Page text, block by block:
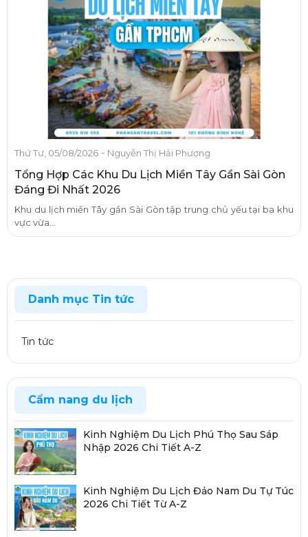
Thứ Tư, 05/08/2026 - Nguyễn Thị Hải Phượng
Tổng Hợp Các Khu Du Lịch Miền Tây Gần Sài Gòn
Đáng Đi Nhất 2026
Khu du lịch miền Tây gần Sài Gòn tập trung chủ yếu tại ba khu
vực vừa...
Danh mục Tin tức
Tin tức
Cẩm nang du lịch
Kinh Nghiệm Du Lịch Phú Thọ Sau Sáp
Nhập 2026 Chi Tiết A-Z
Kinh Nghiệm Du Lịch Đảo Nam Du Tự Túc
2026 Chi Tiết Từ A-Z